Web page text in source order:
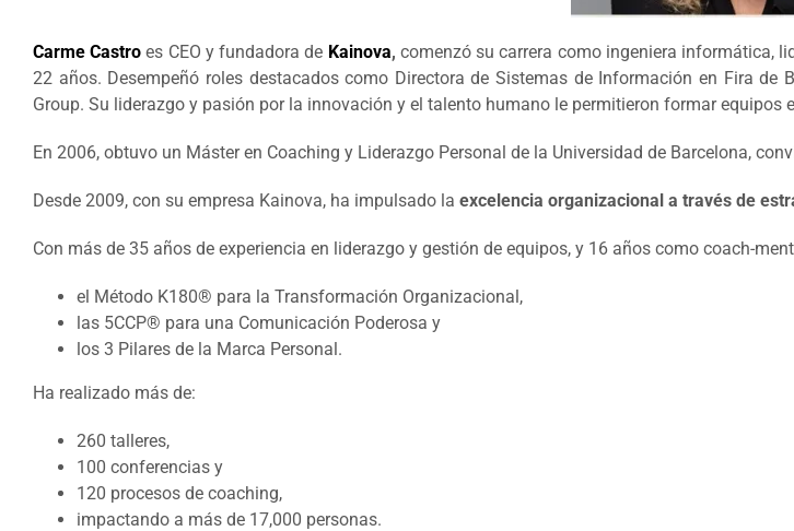
Carme Castro es CEO y fundadora de Kainova, comenzó su carrera como ingeniera informática,
22 años. Desempeñó roles destacados como Directora de Sistemas de Información en Fira
Group. Su liderazgo y pasión por la innovación y el talento humano le permitieron formar equipos
En 2006, obtuvo un Máster en Coaching y Liderazgo Personal de la Universidad de Barcelona,
Desde 2009, con su empresa Kainova, ha impulsado la excelencia organizacional a través de
Con más de 35 años de experiencia en liderazgo y gestión de equipos, y 16 años como coach-
el Método K180® para la Transformación Organizacional,
las 5CCP® para una Comunicación Poderosa y
los 3 Pilares de la Marca Personal.
Ha realizado más de:
260 talleres,
100 conferencias y
120 procesos de coaching,
impactando a más de 17,000 personas.